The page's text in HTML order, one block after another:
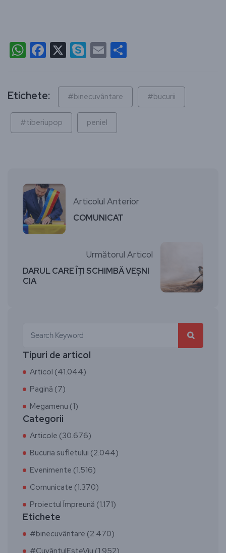
WhatsApp
Facebook
X Skype
Email
Etichete: #binecuvântare #bucurii
#tiberiupop peniel
Articolul Anterior
COMUNICAT
Următorul Articol
DARUL CARE ÎȚI SCHIMBĂ VEȘNI
CIA
Tipuri de articol
Articol (41.044)
Pagină (7)
Megamenu (1)
Categorii
Articole (30.676)
Bucuria sufletului (2.044)
Evenimente (1.516)
Comunicate (1.370)
Proiectul Împreună (1.171)
Etichete
#binecuvântare (2.470)